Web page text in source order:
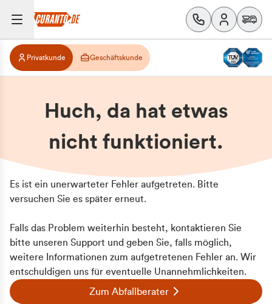
Privatkunde Geschäftskunde
Huch, da hat etwas
nicht funktioniert.
Es ist ein unerwarteter Fehler aufgetreten. Bitte
versuchen Sie es später erneut.
Falls das Problem weiterhin besteht, kontaktieren Sie
bitte unseren Support und geben Sie, falls möglich,
weitere Informationen zum aufgetretenen Fehler an. Wir
entschuldigen uns für eventuelle Unannehmlichkeiten.
Zum Abfallberater